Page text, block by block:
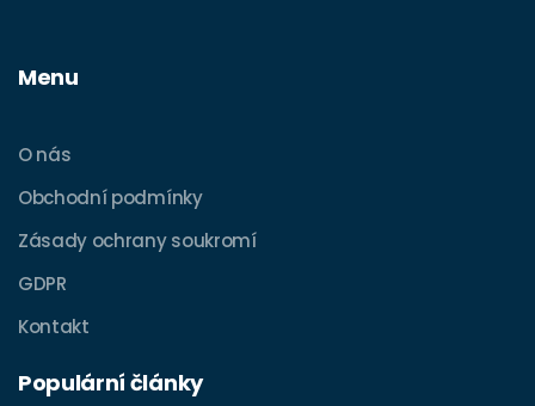
Menu
O nás
Obchodní podmínky
Zásady ochrany soukromí
GDPR
Kontakt
Populární články